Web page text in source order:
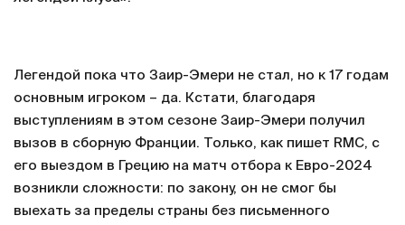
Легендой пока что Заир-Эмери не стал, но к 17 годам
основным игроком – да. Кстати, благодаря
выступлениям в этом сезоне Заир-Эмери получил
вызов в сборную Франции. Только, как пишет RMC, с
его выездом в Грецию на матч отбора к Евро-2024
возникли сложности: по закону, он не смог бы
выехать за пределы страны без письменного